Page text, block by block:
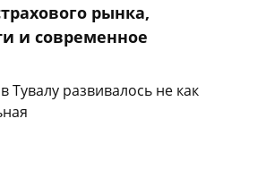
рынка,
и современное
Тувалу развивалось не как